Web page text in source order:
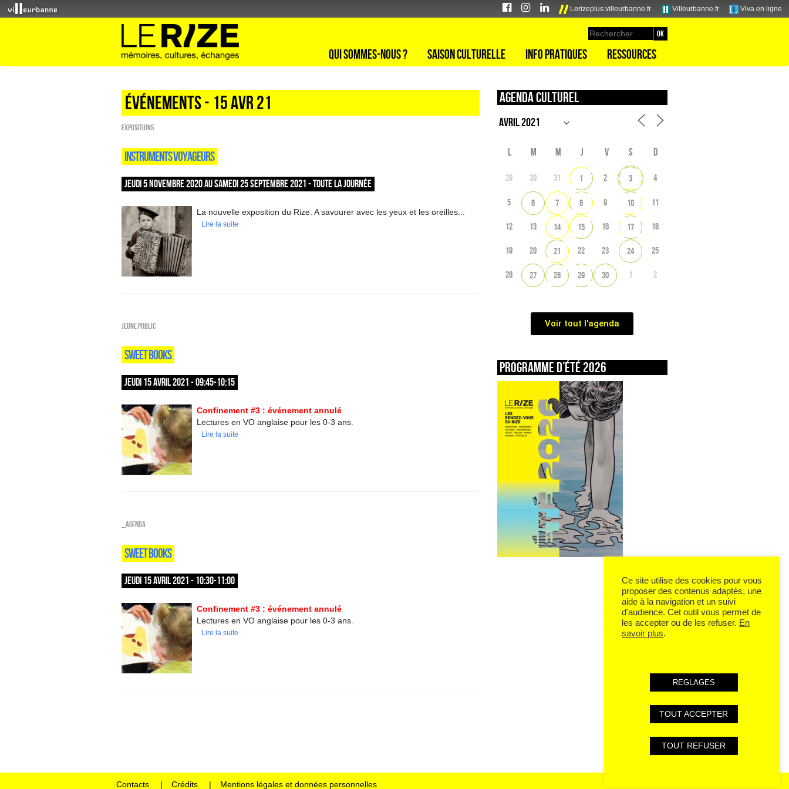
Lerizeplus.villeurbanne.fr Villeurbanne.fr Viva en ligne
Qui sommes-nous ? Saison culturelle Info pratiques Ressources
Événements - 15 Avr 21
EXPOSITIONS
INSTRUMENTS VOYAGEURS
JEUDI 5 NOVEMBRE 2020 AU SAMEDI 25 SEPTEMBRE 2021 - TOUTE LA JOURNÉE
La nouvelle exposition du Rize. A savourer avec les yeux et les oreilles...
Lire la suite
Jeune public
SWEET BOOKS
JEUDI 15 AVRIL 2021 - 09:45-10:15
Confinement #3 : événement annulé
Lectures en VO anglaise pour les 0-3 ans.
Lire la suite
_Agenda
SWEET BOOKS
JEUDI 15 AVRIL 2021 - 10:30-11:00
Confinement #3 : événement annulé
Lectures en VO anglaise pour les 0-3 ans.
Lire la suite
Agenda culturel
L M M J V S D
29 30 31 1 2 3 4
5 6 7 8 9 10 11
12 13 14 15 16 17 18
19 20 21 22 23 24 25
26 27 28 29 30 1 2
Voir tout l'agenda
Programme d’été 2026
Contacts Crédits Mentions légales et données personnelles
Ce site utilise des cookies pour vous
proposer des contenus adaptés, une
aide à la navigation et un suivi
d’audience. Cet outil vous permet de
les accepter ou de les refuser. En
savoir plus.
REGLAGES
TOUT ACCEPTER
TOUT REFUSER